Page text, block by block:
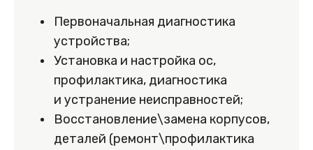
Первоначальная диагностика
устройства;
Установка и настройка ос,
профилактика, диагностика
и устранение неисправностей;
Восстановление\замена корпусов,
деталей (ремонт\профилактика